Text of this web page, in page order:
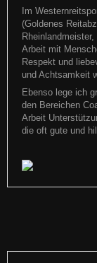
Weiterlesen
Im
(Goldenes
Arbeit mit
Respekt und
und Achtsamkeit
Ebenso lege ich
den Bereichen
Arbeit
die oft gute und